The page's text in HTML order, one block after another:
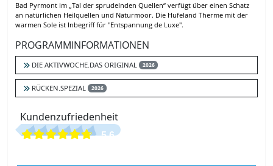
Bad Pyrmont im „Tal der sprudelnden Quellen“ verfügt über einen Schatz
an natürlichen Heilquellen und Naturmoor. Die Hufeland Therme mit der
warmen Sole ist Inbegriff für "Entspannung de Luxe".
PROGRAMMINFORMATIONEN
DIE AKTIVWOCHE.DAS ORIGINAL 2026
RÜCKEN.SPEZIAL 2026
Kundenzufriedenheit
5.6